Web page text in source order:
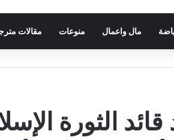
مال واعمال منوعات مقالات
الثورة